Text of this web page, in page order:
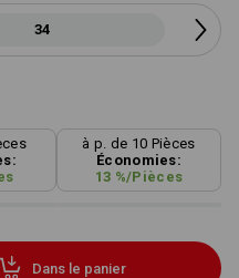
34
à p. de 10 Pièces
Économies:
13 %/Pièces
Dans le panier